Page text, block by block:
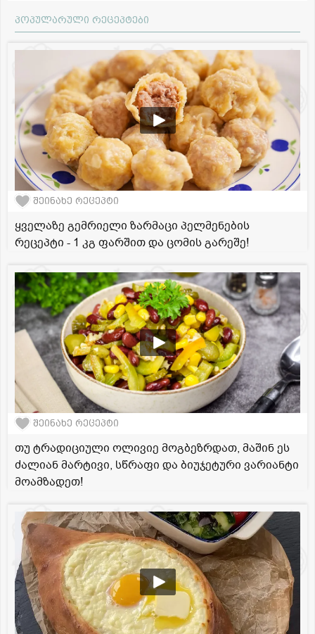
პოპულარული რეცეპტები
შეინახე რეცეპტი
ყველაზე გემრიელი ზარმაცი პელმენების
რეცეპტი - 1 კგ ფარშით და ცომის გარეშე!
შეინახე რეცეპტი
თუ ტრადიციული ოლივიე მოგბეზრდათ, მაშინ ეს
ძალიან მარტივი, სწრაფი და ბიუჯეტური ვარიანტი
მოამზადეთ!